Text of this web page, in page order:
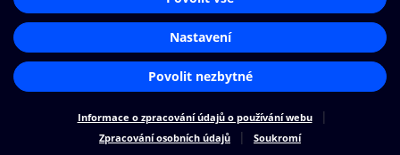
Nastavení cookies
Aplikace O2 Knihovna
Čti a poslouchej své e-knihy a
audioknihy rychleji a pohodlněji.